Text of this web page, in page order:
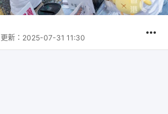
更新： 2025-07-31 11:30